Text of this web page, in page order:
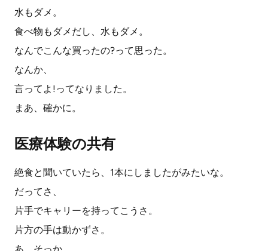
水もダメ。
食べ物もダメだし、水もダメ。
なんでこんな買ったの?って思った。
なんか、
言ってよ!ってなりました。
まあ、確かに。
医療体験の共有
絶食と聞いていたら、1本にしましたがみたいな。
だってさ、
片手でキャリーを持ってこうさ。
片方の手は動かずさ。